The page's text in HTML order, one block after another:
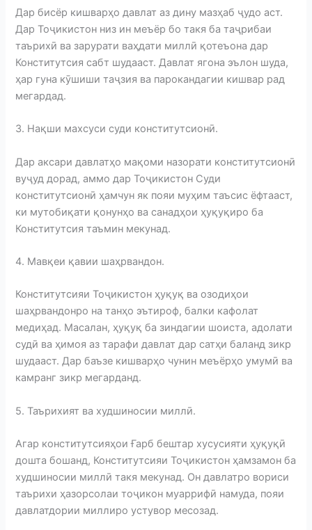
Дар бисёр кишварҳо давлат аз дину мазҳаб ҷудо аст.
Дар Тоҷикистон низ ин меъёр бо такя ба таҷрибаи
таърихӣ ва зарурати ваҳдати миллӣ қотеъона дар
Конститутсия сабт шудааст. Давлат ягона эълон шуда,
ҳар гуна кӯшиши таҷзия ва парокандагии кишвар рад
мегардад.
3. Нақши махсуси суди конститутсионӣ.
Дар аксари давлатҳо мақоми назорати конститутсионӣ
вуҷуд дорад, аммо дар Тоҷикистон Суди
конститутсионӣ ҳамчун як пояи муҳим таъсис ёфтааст,
ки мутобиқати қонунҳо ва санадҳои ҳуқуқиро ба
Конститутсия таъмин мекунад.
4. Мавқеи қавии шаҳрвандон.
Конститутсияи Тоҷикистон ҳуқуқ ва озодиҳои
шаҳрвандонро на танҳо эътироф, балки кафолат
медиҳад. Масалан, ҳуқуқ ба зиндагии шоиста, адолати
судӣ ва ҳимоя аз тарафи давлат дар сатҳи баланд зикр
шудааст. Дар баъзе кишварҳо чунин меъёрҳо умумӣ ва
камранг зикр мегарданд.
5. Таърихият ва худшиносии миллӣ.
Агар конститутсияҳои Ғарб бештар хусусияти ҳуқуқӣ
дошта бошанд, Конститутсияи Тоҷикистон ҳамзамон ба
худшиносии миллӣ такя мекунад. Он давлатро вориси
таърихи ҳазорсолаи тоҷикон муаррифӣ намуда, пояи
давлатдории миллиро устувор месозад.